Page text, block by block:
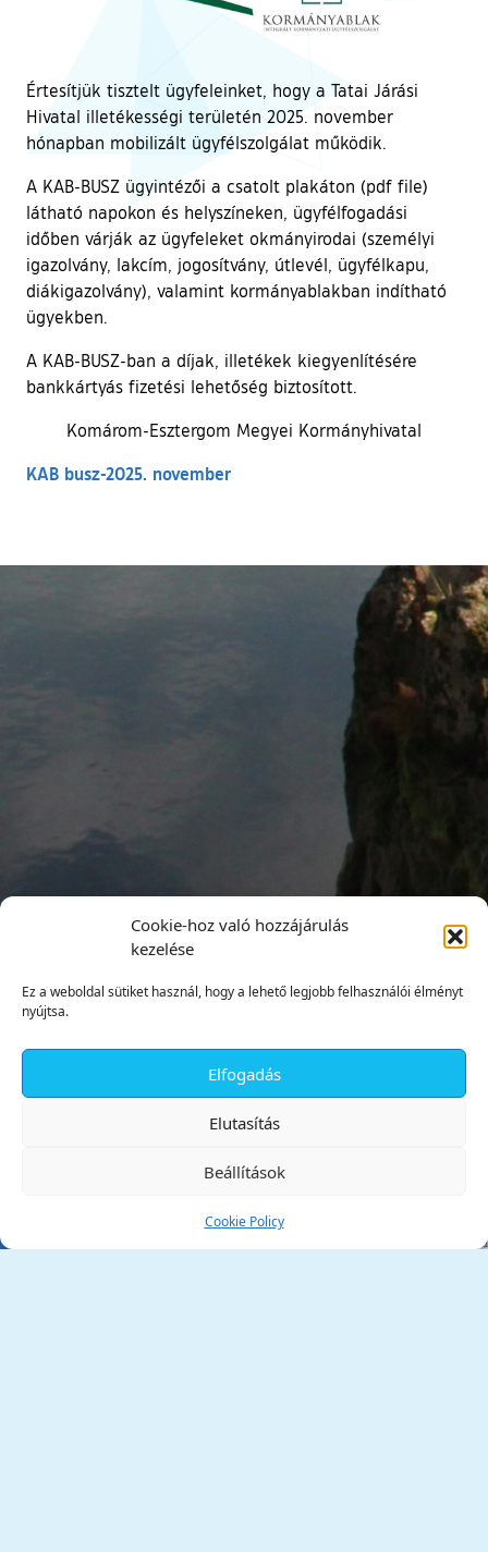
Cookie-hoz való hozzájárulás
kezelése
Ez a weboldal sütiket használ, hogy a lehető legjobb felhasználói élményt
nyújtsa.
Elfogadás
Elutasítás
Beállítások
Cookie Policy
Értesítjük tisztelt ügyfeleinket, hogy a Tatai Járási
Hivatal illetékességi területén 2025. november
hónapban mobilizált ügyfélszolgálat működik.
A KAB-BUSZ ügyintézői a csatolt plakáton (pdf file)
látható napokon és helyszíneken, ügyfélfogadási
időben várják az ügyfeleket okmányirodai (személyi
igazolvány, lakcím, jogosítvány, útlevél, ügyfélkapu,
diákigazolvány), valamint kormányablakban indítható
ügyekben.
A KAB-BUSZ-ban a díjak, illetékek kiegyenlítésére
bankkártyás fizetési lehetőség biztosított.
Komárom-Esztergom Megyei Kormányhivatal
KAB busz-2025. november
Tata Város Önkormányzata
✕